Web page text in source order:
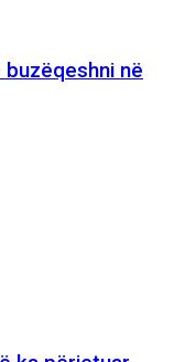
buzëqeshni në